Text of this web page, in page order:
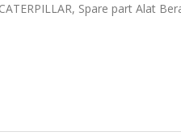
Spare part Alat